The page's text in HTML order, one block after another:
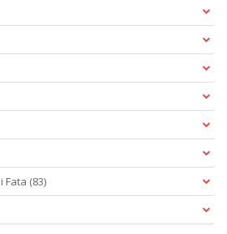
Fata (83)